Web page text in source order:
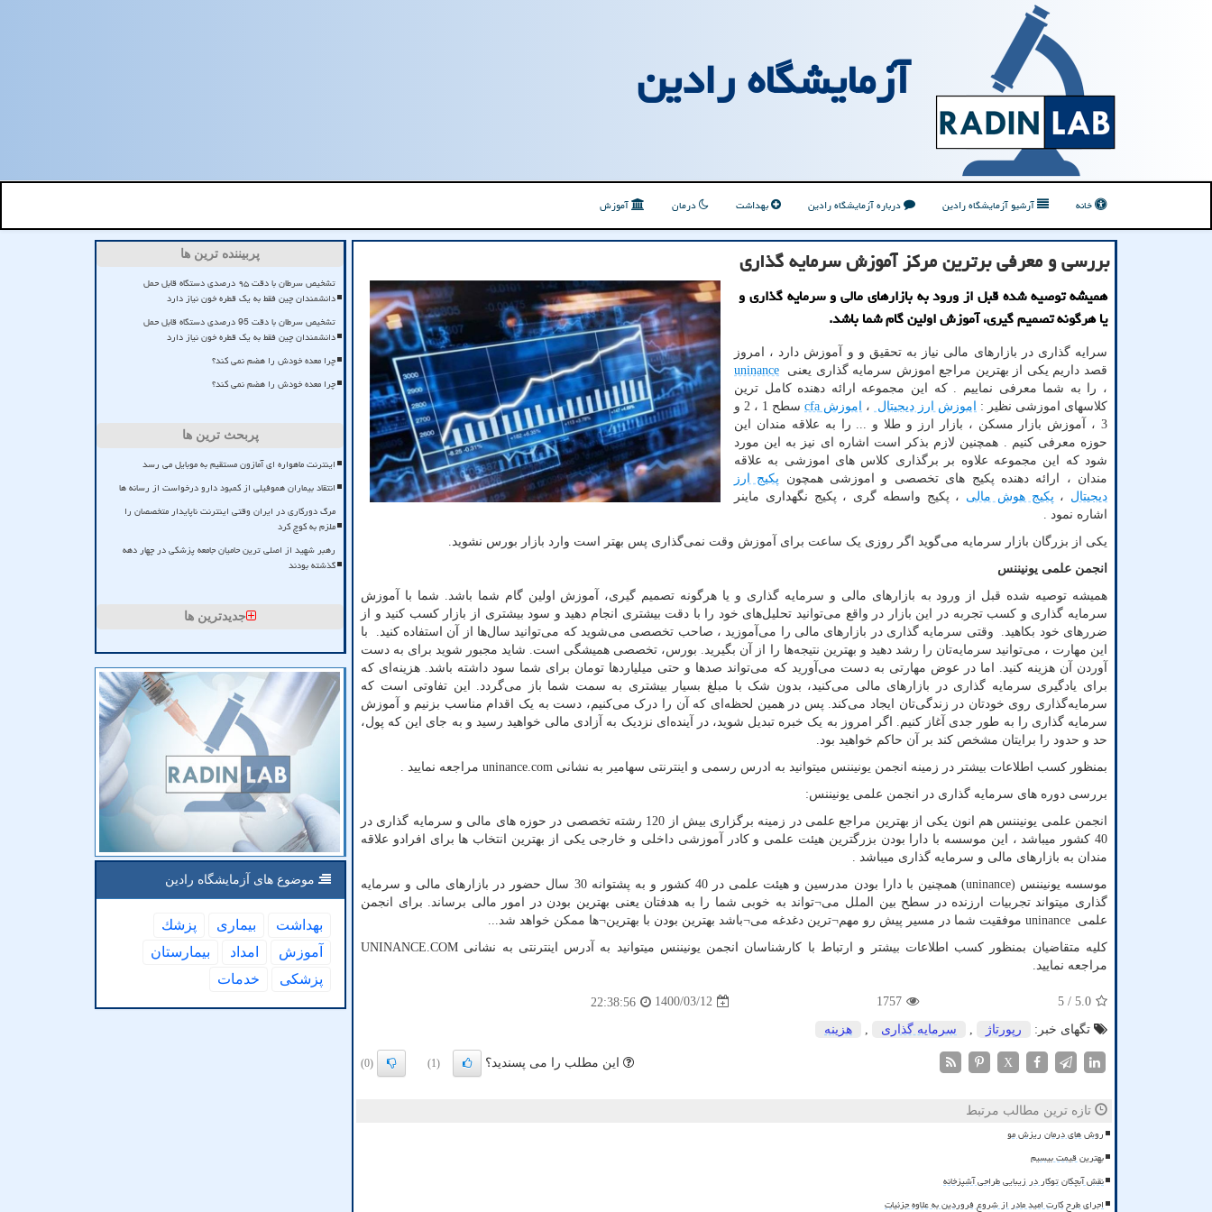
آزمایشگاه رادین
خانه آرشیو آزمایشگاه رادین درباره آزمایشگاه رادین بهداشت درمان آموزش
بررسی و معرفی برترین مركز آموزش سرمایه گذاری
همیشه توصیه شده قبل از ورود به بازارهای مالی و سرمایه گذاری و
یا هرگونه تصمیم گیری، آموزش اولین گام شما باشد.
سرایه گذاری در بازارهای مالی نیاز به تحقیق و و آموزش دارد ، امروز
قصد داریم یکی از بهترین مراجع اموزش سرمایه گذاری یعنی uninance
، را به شما معرفی نماییم . که این مجموعه ارائه دهنده کامل ترین
کلاسهای اموزشی نظیر :
اموزش ارز دیجیتال ، اموزش cfa
سطح 1 ، 2 و
3 ، آموزش بازار مسکن ، بازار ارز و طلا و ... را به علاقه مندان این
حوزه معرفی کنیم . همچنین لازم بذکر است اشاره ای نیز به این مورد
شود که این مجموعه علاوه بر برگذاری کلاس های اموزشی به علاقه
مندان ، ارائه دهنده پکیج های تخصصی و اموزشی همچون پکیج ارز
دیجیتال ، پکیج هوش مالی ، پکیج واسطه گری ، پکیج نگهداری ماینر
اشاره نمود .
یکی از بزرگان بازار سرمایه می‌گوید اگر روزی یک ساعت برای آموزش وقت نمی‌گذاری پس بهتر است وارد بازار بورس نشوید.
انجمن علمی یونیننس
همیشه توصیه شده قبل از ورود به بازارهای مالی و سرمایه گذاری و یا هرگونه تصمیم گیری، آموزش اولین گام شما باشد. شما با آموزش
سرمایه گذاری و کسب تجربه در این بازار در واقع می‌توانید تحلیل‌های خود را با دقت بیشتری انجام دهید و سود بیشتری از بازار کسب کنید و از
ضررهای خود بکاهید. وقتی سرمایه گذاری در بازارهای مالی را می‌آموزید ، صاحب تخصصی می‌شوید که می‌توانید سال‌ها از آن استفاده کنید. با
این مهارت ، می‌توانید سرمایه‌تان را رشد دهید و بهترین نتیجه‌ها را از آن بگیرید. بورس، تخصصی همیشگی است. شاید مجبور شوید برای به دست
آوردن آن هزینه کنید. اما در عوض مهارتی به دست می‌آورید که می‌تواند صدها و حتی میلیاردها تومان برای شما سود داشته باشد. هزینه‌ای که
برای یادگیری سرمایه‌ گذاری در بازارهای مالی می‌کنید، بدون شک با مبلغ بسیار بیشتری به سمت شما باز می‌گردد. این تفاوتی است که
سرمایه‌گذاری روی خودتان در زندگی‌تان ایجاد می‌کند. پس در همین لحظه‌ای که آن را درک می‌کنیم، دست به یک اقدام مناسب بزنیم و آموزش
سرمایه گذاری را به طور جدی آغاز کنیم. اگر امروز به یک خبره تبدیل شوید، در آینده‌ای نزدیک به آزادی مالی خواهید رسید و به جای این که پول،
حد و حدود را برایتان مشخص کند بر آن حاکم خواهید بود.
بمنظور کسب اطلاعات بیشتر در زمینه انجمن یونیننس میتوانید به ادرس رسمی و اینترنتی سهامیر به نشانی uninance.com مراجعه نمایید .
بررسی دوره های سرمایه گذاری در انجمن علمی یونیننس:
انجمن علمی یونیننس هم انون یکی از بهترین مراجع علمی در زمینه برگزاری بیش از 120 رشته تخصصی در حوزه های مالی و سرمایه گذاری در
40 کشور میباشد ، این موسسه با دارا بودن بزرگترین هیئت علمی و کادر آموزشی داخلی و خارجی یکی از بهترین انتخاب ها برای افرادو علاقه
مندان به بازارهای مالی و سرمایه گذاری میباشد .
موسسه یونیننس (uninance
) همچنین با دارا بودن مدرسین و هیئت علمی در 40 کشور و به پشتوانه 30 سال حضور در بازارهای مالی و سرمایه
گذاری میتواند تجربیات ارزنده در سطح بین الملل می¬تواند به خوبی شما را به هدفتان یعنی بهترین بودن در امور مالی برساند. برای انجمن
علمی uninance موفقیت شما در مسیر پیش رو مهم¬ترین دغدغه می¬باشد بهترین بودن با بهترین¬ها ممکن خواهد شد...
کلیه متقاضیان بمنظور کسب اطلاعات بیشتر و ارتباط با کارشناسان انجمن یونیننس میتوانید به آدرس اینترنتی به نشانی UNINANCE.COM
مراجعه نمایید.
5.0
/ 5
1757
1400/03/12
22:38:56
تگهای خبر:
رپورتاژ سرمایه گذاری هزینه
X این مطلب را می پسندید؟ (1)
(0)
تازه ترین مطالب مرتبط
روش های درمان ریزش مو
بهترین قیمت بیسیم
نقش آبچکان توکار در زیبایی طراحی آشپزخانه
اجرای طرح کارت امید مادر از شروع فروردین به علاوه جزئیات
پربیننده ترین ها
تشخیص سرطان با دقت ۹۵ درصدی دستگاه قابل حمل
دانشمندان چین فقط به یک قطره خون نیاز دارد
تشخیص سرطان با دقت 95 درصدی دستگاه قابل حمل
دانشمندان چین فقط به یک قطره خون نیاز دارد
چرا معده خودش را هضم نمی کند؟
چرا معده خودش را هضم نمی کند؟
پربحث ترین ها
اینترنت ماهواره ای آمازون مستقیم به موبایل می رسد
انتقاد بیماران هموفیلی از کمبود دارو درخواست از رسانه ها
مرگ دورکاری در ایران وقتی اینترنت ناپایدار متخصصان را
ملزم به کوچ کرد
رهبر شهید از اصلی ترین حامیان جامعه پزشکی در چهار دهه
گذشته بودند
جدیدترین ها
موضوع های آزمایشگاه رادین
بهداشت بیماری
پزشك
آموزش
امداد
بیمارستان
پزشكی
خدمات